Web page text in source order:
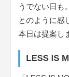
うでない日も
とのように感
本日は提案し
LESS IS